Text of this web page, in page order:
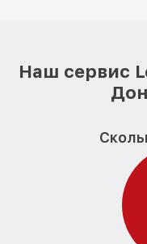
Наш сервис